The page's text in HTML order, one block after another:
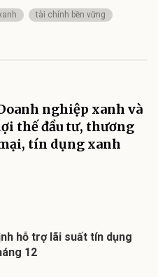
tài chính bền vững
nghiệp xanh và
thế đầu tư, thương
tín dụng xanh
hỗ trợ lãi suất tín dụng
12